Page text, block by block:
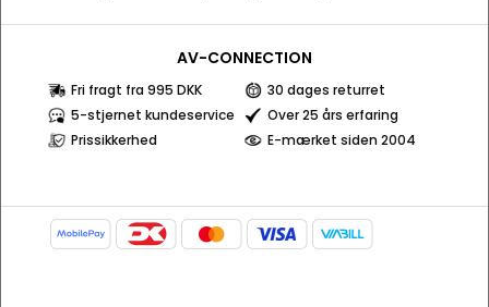
AV-CONNECTION
Fri fragt fra 995 DKK
30 dages returret
5-stjernet kundeservice
Over 25 års erfaring
Prissikkerhed
E-mærket siden 2004